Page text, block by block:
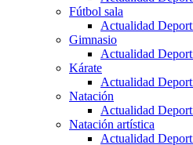
Fútbol sala
Actualidad
Gimnasio
Actualidad
Kárate
Actualidad
Natación
Actualidad
Natación artística
Actualidad